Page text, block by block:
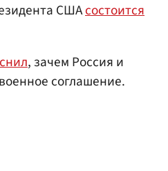
СШАсостоится
, зачем Россия и
соглашение.